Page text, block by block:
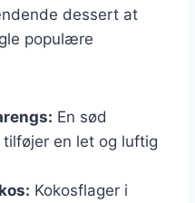
dessert at
populære
En sød
en let og luftig
Kokosflager i